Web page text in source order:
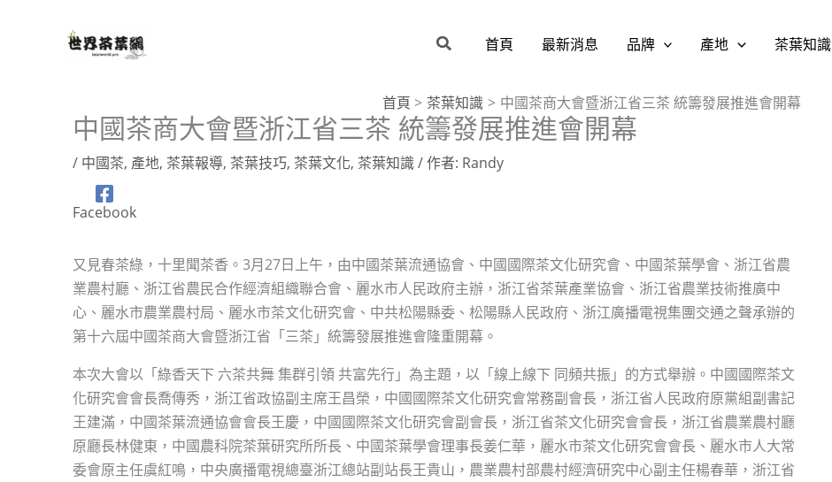
搜
首頁 最新消息 品牌 產地 茶葉知識
首頁 茶葉知識 中國茶商大會暨浙江省三茶 統籌發展推進會開幕
中國茶商大會暨浙江省三茶 統籌發展推進會開幕
/ 中國茶, 產地, 茶葉報導, 茶葉技巧, 茶葉文化, 茶葉知識/ 作者: Randy
Facebook
又見春茶綠，十里聞茶香。3月27日上午，由中國茶葉流通協會、中國國際茶文化研究會、中國茶葉學會、浙江省農
業農村廳、浙江省農民合作經濟組織聯合會、麗水市人民政府主辦，浙江省茶葉產業協會、浙江省農業技術推廣中
心、麗水市農業農村局、麗水市茶文化研究會、中共松陽縣委、松陽縣人民政府、浙江廣播電視集團交通之聲承辦的
第十六屆中國茶商大會暨浙江省「三茶」統籌發展推進會隆重開幕。
本次大會以「綠香天下 六茶共舞 集群引領 共富先行」為主題，以「線上線下 同頻共振」的方式舉辦。中國國際茶文
化研究會會長喬傳秀，浙江省政協副主席王昌榮，中國國際茶文化研究會常務副會長，浙江省人民政府原黨組副書記
王建滿，中國茶葉流通協會會長王慶，中國國際茶文化研究會副會長，浙江省茶文化研究會會長，浙江省農業農村廳
原廳長林健東，中國農科院茶葉研究所所長、中國茶葉學會理事長姜仁華，麗水市茶文化研究會會長、麗水市人大常
委會原主任虞紅鳴，中央廣播電視總臺浙江總站副站長王貴山，農業農村部農村經濟研究中心副主任楊春華，浙江省